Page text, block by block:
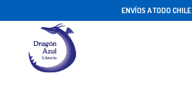
ENVÍOS A TODO CHILE